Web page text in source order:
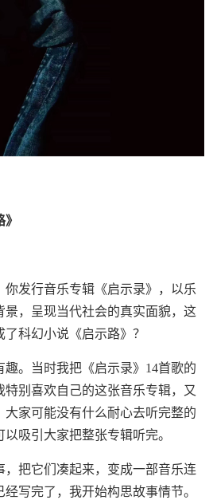
你发行音乐专辑《启示录》，以乐
景，呈现当代社会的真实面貌，这
科幻小说《启示路》？
。当时我把《启示录》14首歌的
别喜欢自己的这张音乐专辑，又
大家可能没有什么耐心去听完整的
吸引大家把整张专辑听完。
把它们凑起来，变成一部音乐连
写完了，我开始构思故事情节。